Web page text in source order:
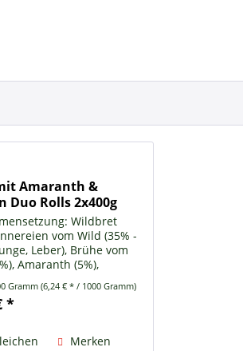
Amaranth &
Duo Rolls 2x400g
Wildbret
vom Wild (35% -
Leber), Brühe vom
Amaranth (5%),
(2%), Kräuter (Hagebutte,
Hanfsamenöl,
Gramm(6,24 € * / 1000 Gramm)
*
Merken